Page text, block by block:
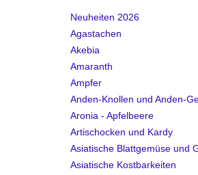
Neuheiten 2026
Agastachen
Akebia
Amaranth
Ampfer
Anden-Knollen und Anden-
Aronia - Apfelbeere
Artischocken und Kardy
Asiatische Blattgemüse und
Asiatische Kostbarkeiten